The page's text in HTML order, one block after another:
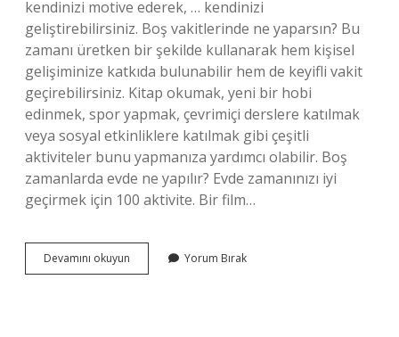
kendinizi motive ederek, … kendinizi
geliştirebilirsiniz. Boş vakitlerinde ne yaparsın? Bu
zamanı üretken bir şekilde kullanarak hem kişisel
gelişiminize katkıda bulunabilir hem de keyifli vakit
geçirebilirsiniz. Kitap okumak, yeni bir hobi
edinmek, spor yapmak, çevrimiçi derslere katılmak
veya sosyal etkinliklere katılmak gibi çeşitli
aktiviteler bunu yapmanıza yardımcı olabilir. Boş
zamanlarda evde ne yapılır? Evde zamanınızı iyi
geçirmek için 100 aktivite. Bir film…
Devamını okuyun
Zaman
Yorum Bırak